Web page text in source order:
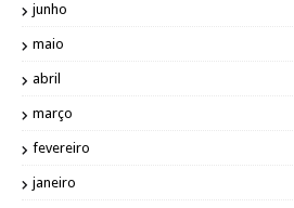
junho
maio
abril
março
fevereiro
janeiro